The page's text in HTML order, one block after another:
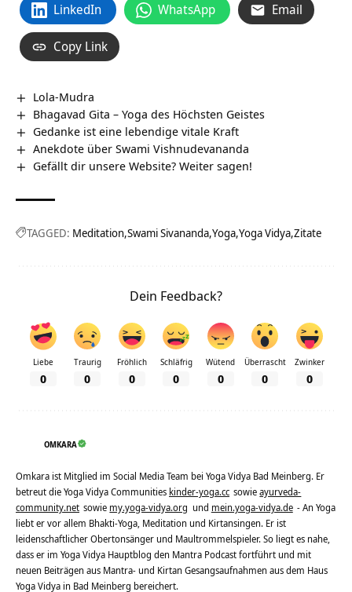
LinkedIn WhatsApp Email
Copy Link
Lola-Mudra
Bhagavad Gita – Yoga des Höchsten Geistes
Gedanke ist eine lebendige vitale Kraft
Anekdote über Swami Vishnudevananda
Gefällt dir unsere Website? Weiter sagen!
TAGGED: Meditation Swami Sivananda Yoga Yoga Vidya Zitate
Dein Feedback?
Liebe
0
Traurig
0
Fröhlich
0
Schläfrig
0
Wütend
0
Überrascht
0
Zwinker
0
OMKARA
Omkara ist Mitglied im Social Media Team bei Yoga Vidya Bad Meinberg. Er
betreut die Yoga Vidya Communities kinder-yoga.cc sowieayurveda-
community.net sowie my.yoga-vidya.org und mein.yoga-vidya.de - An Yoga
liebt er vor allem Bhakti-Yoga, Meditation und Kirtansingen. Er ist
leidenschaftlicher Obertonsänger und Maultrommelspieler. So liegt es nahe,
dass er im Yoga Vidya Hauptblog den Mantra Podcast fortführt und mit
neuen Beiträgen aus Mantra- und Kirtan Gesangsaufnahmen aus dem Haus
Yoga Vidya in Bad Meinberg bereichert.